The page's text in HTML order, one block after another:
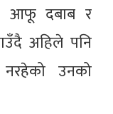
आफू दबाब र
अहिले पनि
नरहेको उनको